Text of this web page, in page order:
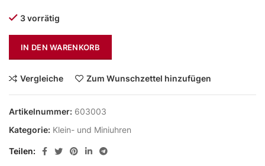
3 vorrätig
IN DEN WARENKORB
Vergleiche Zum Wunschzettel hinzufügen
Artikelnummer: 603003
Kategorie: Klein- und Miniuhren
Teilen